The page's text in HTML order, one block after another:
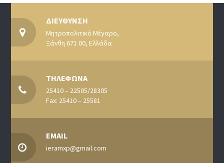
ΔΙΕΥΘΥΝΣΗ
Μητροπολιτικό Μέγαρο,
Ξάνθη 671 00, Ελλάδα
ΤΗΛΕΦΩΝΑ
25410 – 22505/28305
Fax: 25410 – 25581
EMAIL
ieramxp@gmail.com